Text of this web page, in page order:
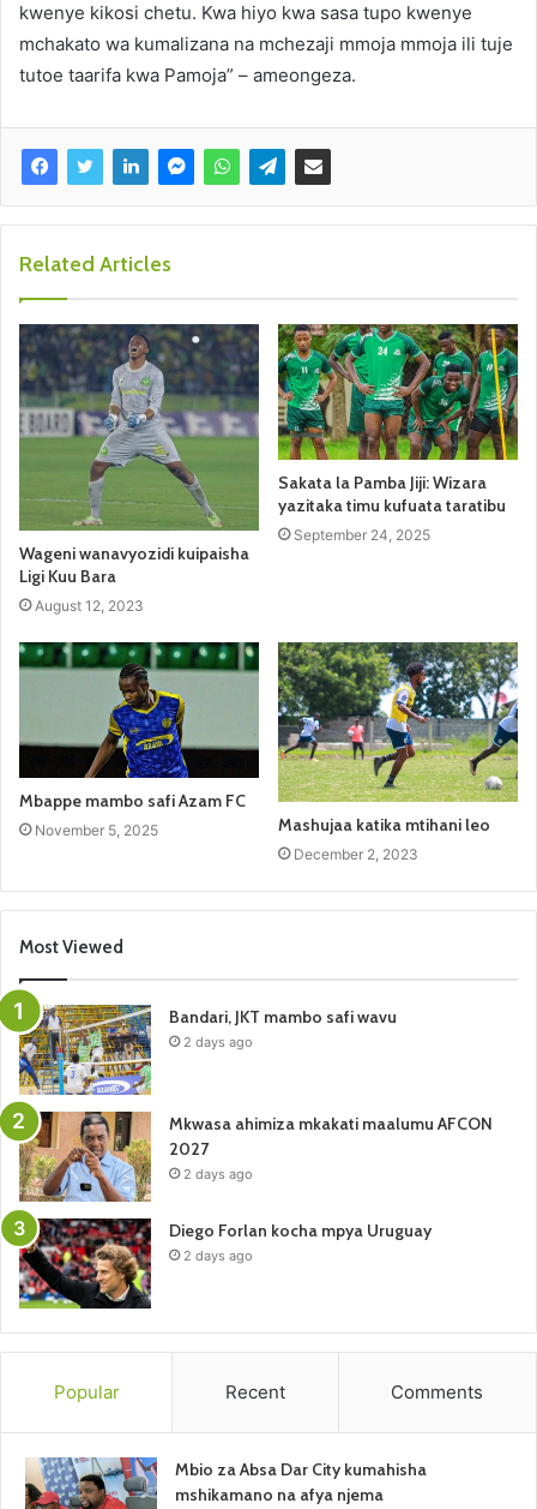
kwenye kikosi chetu. Kwa hiyo kwa sasa tupo kwenye
mchakato wa kumalizana na mchezaji mmoja mmoja ili tuje
tutoe taarifa kwa Pamoja” – ameongeza.
Related Articles
Wageni wanavyozidi kuipaisha
Ligi Kuu Bara
August 12, 2023
Sakata la Pamba Jiji: Wizara
yazitaka timu kufuata taratibu
September 24, 2025
Mbappe mambo safi Azam FC
November 5, 2025 Mashujaa katika mtihani leo
December 2, 2023
Most Viewed
Bandari, JKT mambo safi wavu
2 days ago
Mkwasa ahimiza mkakati maalumu AFCON
2027
2 days ago
Diego Forlan kocha mpya Uruguay
2 days ago
Popular Recent Comments
Mbio za Absa Dar City kumahisha
mshikamano na afya njema